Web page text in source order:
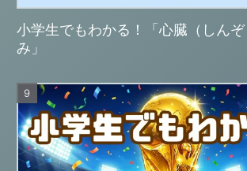
小学生でもわかる！「心臓（しんぞ
み」